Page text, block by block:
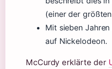
(einer der
Mit sieben
auf Nickelodeon.
McCurdy erklärte der